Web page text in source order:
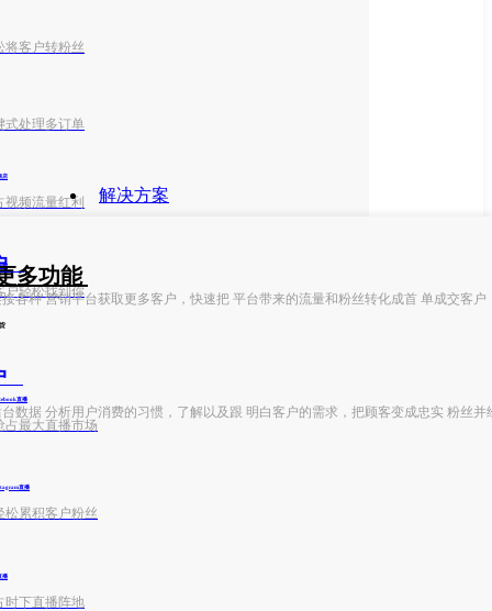
将客户转粉丝
式处理多订单
店
视频流量红利
物
户轻松找到你
直播
占最大直播市场
直播
松累积客户粉丝
播
时下直播阵地
多功能
解决方案
接各种 营销平台获取更多客户，快速把 平台带来的流量和粉丝转化成首 单成交客户
台数据 分析用户消费的习惯，了解以及跟 明白客户的需求，把顾客变成忠实 粉丝并